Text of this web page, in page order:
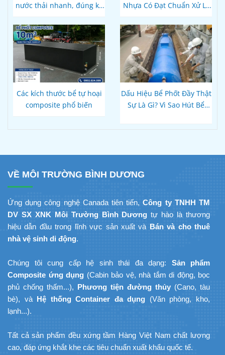
nước thải nhanh, đúng kỹ
Nhựa Có Đạt Chuẩn Xử Lý
Hiện Hành Không?
Các kích thước bể tự hoại
composite phổ biến
Dấu Hiệu Bể Phốt Đầy Thật
Sự Là Gì? Vì Sao Hút Bể
Chậm?
VỀ MÔI TRƯỜNG BÌNH DƯƠNG
Ứng dụng công nghệ Canada tiên tiến,Công ty TNHH TM
DV SX XNK Môi Trường Bình Dương tự hào là thương
hiệu dẫn đầu trong lĩnh vực sản xuất và Bán và cho thuê
nhà vệ sinh di động.
Chúng tôi cung cấp hệ sinh thái đa dạng: Sản phẩm
Composite ứng dụng (Cabin bảo vệ, nhà tắm di động, bọc
phủ chống thấm...), Phương tiện đường thủy (Cano, tàu
bè), và Hệ thống Container đa dụng (Văn phòng, kho,
lạnh...).
Tất cả sản phẩm đều xứng tầm Hàng Việt Nam chất lượng
cao, đáp ứng khắt khe các tiêu chuẩn xuất khẩu quốc tế.